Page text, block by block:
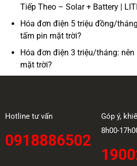
Tiếp Theo – Solar + Battery |
Hóa đơn điện 5 triệu đồng/
tấm pin mặt trời?
Hóa đơn điện 3 triệu/tháng:
mặt trời?
Hotline tư vấn
0918886502
Góp ý,
8h00-